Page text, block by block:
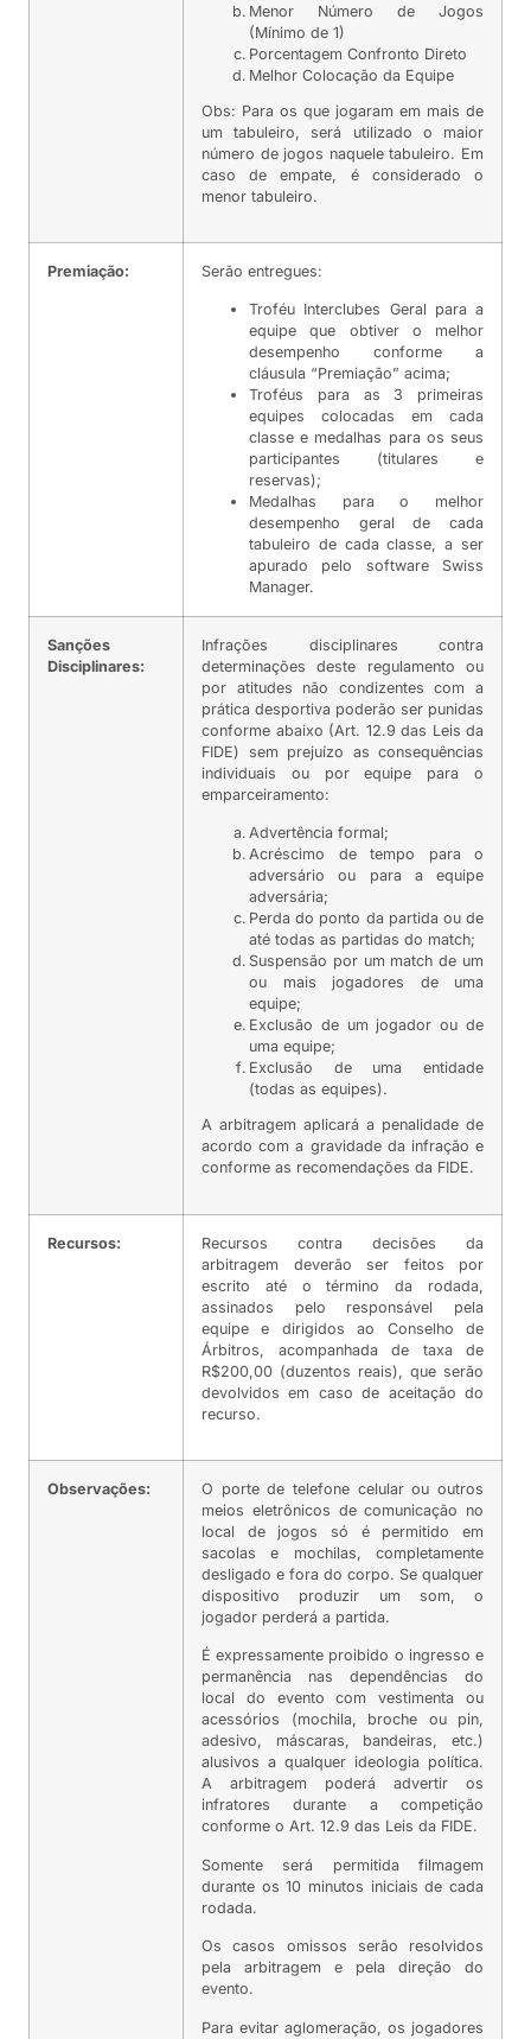
Menor Número de Jogos
(Mínimo de 1)
Porcentagem Confronto Direto
Melhor Colocação da Equipe
Obs: Para os que jogaram em mais de
um tabuleiro, será utilizado o maior
número de jogos naquele tabuleiro. Em
caso de empate, é considerado o
menor tabuleiro.
Premiação: Serão entregues:
Troféu Interclubes Geral para a
equipe que obtiver o melhor
desempenho conforme a
cláusula “Premiação” acima;
Troféus para as 3 primeiras
equipes colocadas em cada
classe e medalhas para os seus
participantes (titulares e
reservas);
Medalhas para o melhor
desempenho geral de cada
tabuleiro de cada classe, a ser
apurado pelo software Swiss
Manager.
Sanções
Disciplinares:
Infrações disciplinares contra
determinações deste regulamento ou
por atitudes não condizentes com a
prática desportiva poderão ser punidas
conforme abaixo (Art. 12.9 das Leis da
FIDE) sem prejuízo as consequências
individuais ou por equipe para o
emparceiramento:
Advertência formal;
Acréscimo de tempo para o
adversário ou para a equipe
adversária;
Perda do ponto da partida ou de
até todas as partidas do match;
Suspensão por um match de um
ou mais jogadores de uma
equipe;
Exclusão de um jogador ou de
uma equipe;
Exclusão de uma entidade
(todas as equipes).
A arbitragem aplicará a penalidade de
acordo com a gravidade da infração e
conforme as recomendações da FIDE.
Recursos:
Recursos contra decisões da
arbitragem deverão ser feitos por
escrito até o término da rodada,
assinados pelo responsável pela
equipe e dirigidos ao Conselho de
Árbitros, acompanhada de taxa de
R$200,00 (duzentos reais), que serão
devolvidos em caso de aceitação do
recurso.
Observações:
O porte de telefone celular ou outros
meios eletrônicos de comunicação no
local de jogos só é permitido em
sacolas e mochilas, completamente
desligado e fora do corpo. Se qualquer
dispositivo produzir um som, o
jogador perderá a partida.
É expressamente proibido o ingresso e
permanência nas dependências do
local do evento com vestimenta ou
acessórios (mochila, broche ou pin,
adesivo, máscaras, bandeiras, etc.)
alusivos a qualquer ideologia política.
A arbitragem poderá advertir os
infratores durante a competição
conforme o Art. 12.9 das Leis da FIDE.
Somente será permitida filmagem
durante os 10 minutos iniciais de cada
rodada.
Os casos omissos serão resolvidos
pela arbitragem e pela direção do
evento.
Para evitar aglomeração, os jogadores